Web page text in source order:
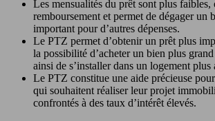
Les mensualités du prêt sont plus
remboursement et permet de dégager un
important pour d’autres dépenses.
Le PTZ permet d’obtenir un prêt plus
la possibilité d’acheter un bien plus
ainsi de s’installer dans un logement plus
Le PTZ constitue une aide précieuse
qui souhaitent réaliser leur projet
confrontés à des taux d’intérêt élevés.